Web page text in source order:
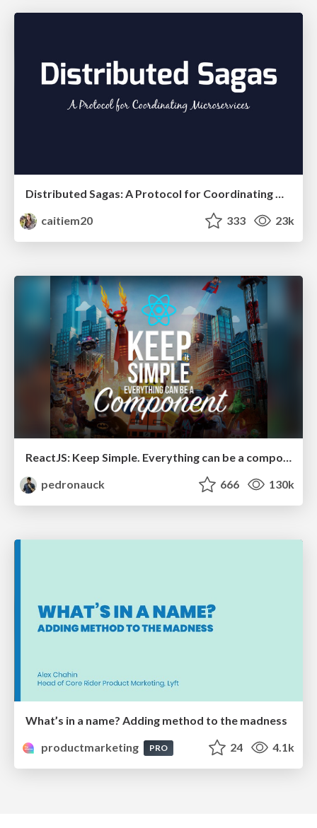
Distributed Sagas: A Protocol for Coordinating Microservices
caitiem20
333 23k
pedronauck
666 130k
What’s in a name? Adding method to the madness
productmarketing
PRO 24 4.1k